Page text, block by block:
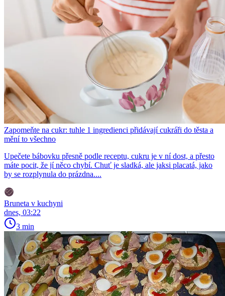
Zapomeňte na cukr: tuhle 1 ingredienci přidávají cukráři do těsta a
mění to všechno
Upečete bábovku přesně podle receptu, cukru je v ní dost, a přesto
máte pocit, že jí něco chybí. Chuť je sladká, ale jaksi placatá, jako
by se rozplynula do prázdna....
Bruneta v kuchyni
dnes, 03:22
3 min